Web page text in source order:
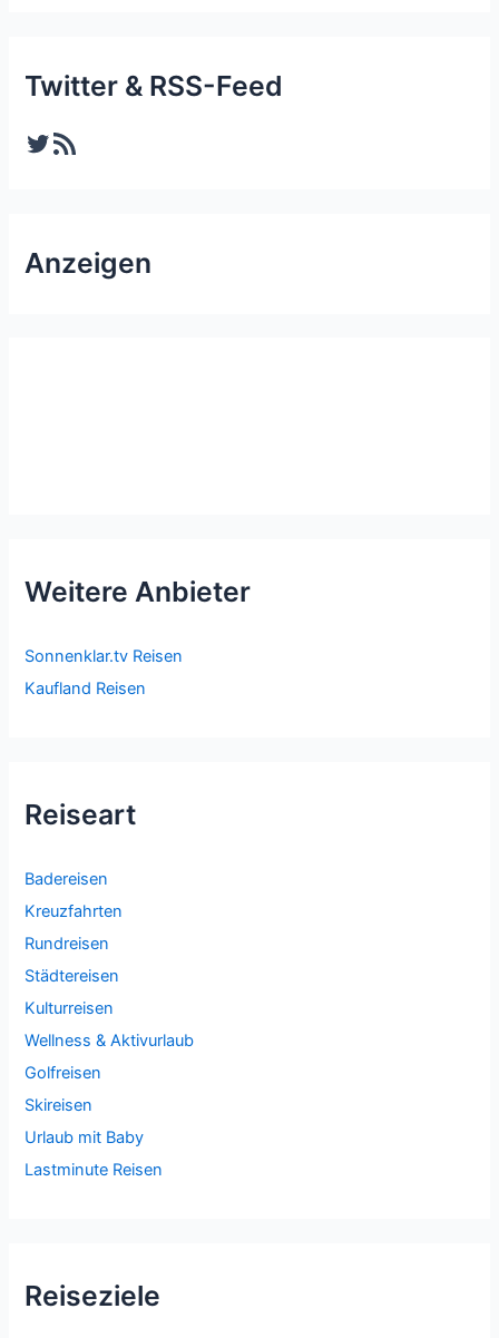
Twitter & RSS-Feed
Twitter RSS-Feed
Anzeigen
Weitere Anbieter
Sonnenklar.tv Reisen
Kaufland Reisen
Reiseart
Badereisen
Kreuzfahrten
Rundreisen
Städtereisen
Kulturreisen
Wellness & Aktivurlaub
Golfreisen
Skireisen
Urlaub mit Baby
Lastminute Reisen
Reiseziele